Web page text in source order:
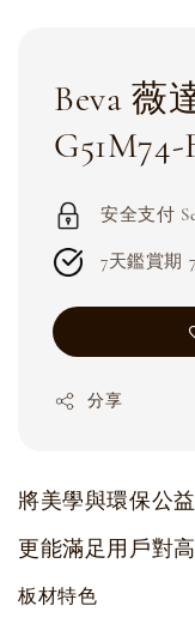
Beva 薇
G51M74-
安全支付
7天鑑賞期
分享
將美學與環保公
更能滿足用戶對
板材特色